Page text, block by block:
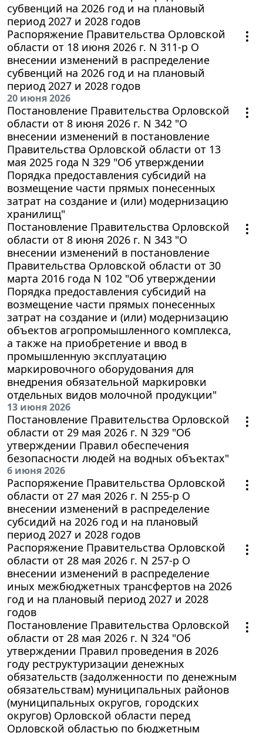
субвенций на 2026 год и на плановый
период 2027 и 2028 годов
Распоряжение Правительства Орловской
области от 18 июня 2026 г. N 311-р О
внесении изменений в распределение
субвенций на 2026 год и на плановый
период 2027 и 2028 годов
20 июня 2026
Постановление Правительства Орловской
области от 8 июня 2026 г. N 342 "О
внесении изменений в постановление
Правительства Орловской области от 13
мая 2025 года N 329 "Об утверждении
Порядка предоставления субсидий на
возмещение части прямых понесенных
затрат на создание и (или) модернизацию
хранилищ"
Постановление Правительства Орловской
области от 8 июня 2026 г. N 343 "О
внесении изменений в постановление
Правительства Орловской области от 30
марта 2016 года N 102 "Об утверждении
Порядка предоставления субсидий на
возмещение части прямых понесенных
затрат на создание и (или) модернизацию
объектов агропромышленного комплекса,
а также на приобретение и ввод в
промышленную эксплуатацию
маркировочного оборудования для
внедрения обязательной маркировки
отдельных видов молочной продукции"
13 июня 2026
Постановление Правительства Орловской
области от 29 мая 2026 г. N 329 "Об
утверждении Правил обеспечения
безопасности людей на водных объектах"
6 июня 2026
Распоряжение Правительства Орловской
области от 27 мая 2026 г. N 255-р О
внесении изменений в распределение
субсидий на 2026 год и на плановый
период 2027 и 2028 годов
Распоряжение Правительства Орловской
области от 28 мая 2026 г. N 257-р О
внесении изменений в распределение
иных межбюджетных трансфертов на 2026
год и на плановый период 2027 и 2028
годов
Постановление Правительства Орловской
области от 28 мая 2026 г. N 324 "Об
утверждении Правил проведения в 2026
году реструктуризации денежных
обязательств (задолженности по денежным
обязательствам) муниципальных районов
(муниципальных округов, городских
округов) Орловской области перед
Орловской областью по бюджетным